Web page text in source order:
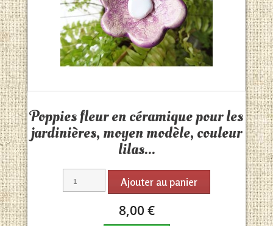
Poppies fleur en céramique pour les
jardinières, moyen modèle, couleur
lilas...
Ajouter au panier
8,00 €